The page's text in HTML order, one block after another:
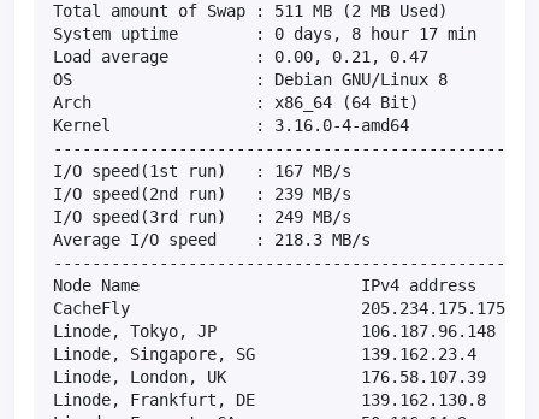
Total amount of Swap : 511 MB (2 MB Used)
System uptime        : 0 days, 8 hour 17 min
Load average         : 0.00, 0.21, 0.47
OS                   : Debian GNU/Linux 8
Arch                 : x86_64 (64 Bit)
Kernel               : 3.16.0-4-amd64
I/O speed(1st run)   : 167 MB/s
I/O speed(2nd run)   : 239 MB/s
I/O speed(3rd run)   : 249 MB/s
Average I/O speed    : 218.3 MB/s
Node Name                       IPv4 address
CacheFly                        205.234.175.175
Linode, Tokyo, JP               106.187.96.148
Linode, Singapore, SG           139.162.23.4
Linode, London, UK              176.58.107.39
Linode, Frankfurt, DE           139.162.130.8